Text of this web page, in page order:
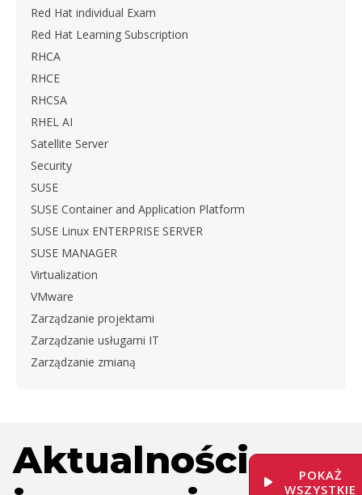
Red Hat individual Exam
Red Hat Learning Subscription
RHCA
RHCE
RHCSA
RHEL AI
Satellite Server
Security
SUSE
SUSE Container and Application Platform
SUSE Linux ENTERPRISE SERVER
SUSE MANAGER
Virtualization
VMware
Zarządzanie projektami
Zarządzanie usługami IT
Zarządzanie zmianą
Aktualności
POKAŻ
WSZYSTKIE